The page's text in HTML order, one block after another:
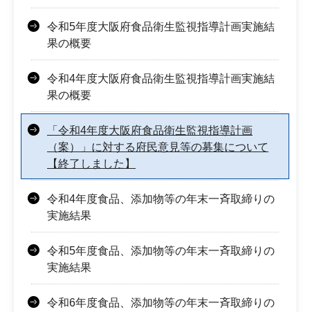
令和5年度大阪府食品衛生監視指導計画実施結
果の概要
令和4年度大阪府食品衛生監視指導計画実施結
果の概要
「令和4年度大阪府食品衛生監視指導計画
（案）」に対する府民意見等の募集について
【終了しました】
令和4年度食品、添加物等の年末一斉取締りの
実施結果
令和5年度食品、添加物等の年末一斉取締りの
実施結果
令和6年度食品、添加物等の年末一斉取締りの